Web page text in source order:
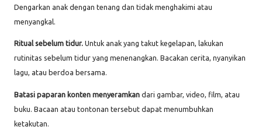
Dengarkan anak dengan tenang dan tidak menghakimi atau
menyangkal.
Ritual sebelum tidur. Untuk anak yang takut kegelapan, lakukan
rutinitas sebelum tidur yang menenangkan. Bacakan cerita, nyanyikan
lagu, atau berdoa bersama.
Batasi paparan konten menyeramkan dari gambar, video, film, atau
buku. Bacaan atau tontonan tersebut dapat menumbuhkan
ketakutan.